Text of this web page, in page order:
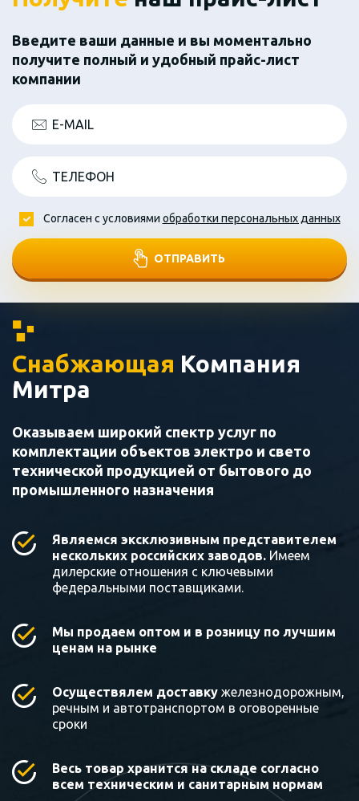
Введите ваши данные и вы моментально
получите полный и удобный прайс-лист
компании
E-MAIL
ТЕЛЕФОН
ОТПРАВИТЬ
Согласен с условиями обработки персональных данных
Снабжающая Компания
Митра
Оказываем широкий спектр услуг по
комплектации объектов электро и свето
технической продукцией от бытового до
промышленного назначения
Являемся эксклюзивным представителем
нескольких российских заводов. Имеем
дилерские отношения с ключевыми
федеральными поставщиками.
Мы продаем оптом и в розницу по лучшим
ценам на рынке
Осуществялем доставку железнодорожным,
речным и автотранспортом в оговоренные
сроки
Весь товар хранится на складе согласно
всем техническим и санитарным нормам